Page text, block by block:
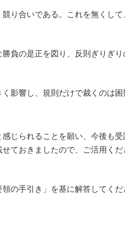
合いである。これを無くして
の是正を図り、反則ぎりぎり
響し、規則だけで裁くのは
じられることを願い、今後も受
ておきましたので、ご活用くだ
手引き」を基に解答してくだ